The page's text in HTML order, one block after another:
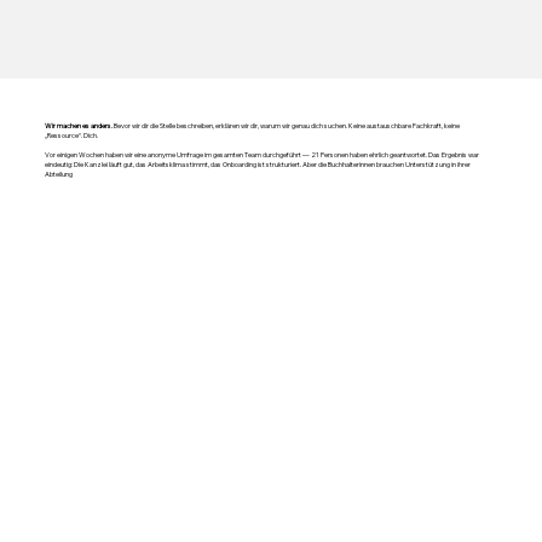
Wir machen es anders.Bevor wir dir die Stelle beschreiben, erklären wir dir, warum wir genau dich suchen. Keine austauschbare Fachkraft, keine
„Ressource“. Dich.
Vor einigen Wochen haben wir eine anonyme Umfrage im gesamten Team durchgeführt — 21 Personen haben ehrlich geantwortet. Das Ergebnis war
eindeutig: Die Kanzlei läuft gut, das Arbeitsklima stimmt, das Onboarding ist strukturiert. Aber die Buchhalterinnen brauchen Unterstützung in ihrer
Abteilung